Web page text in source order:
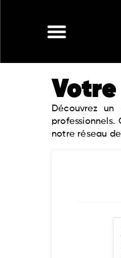
Découvrez
notre réseau